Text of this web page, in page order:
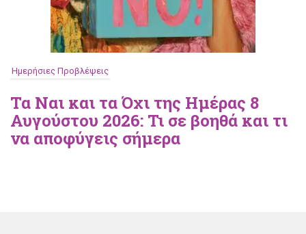
Ημερήσιες Προβλέψεις
Τα Ναι και τα Όχι της Ημέρας 8
Αυγούστου 2026: Τι σε βοηθά και τι
να αποφύγεις σήμερα